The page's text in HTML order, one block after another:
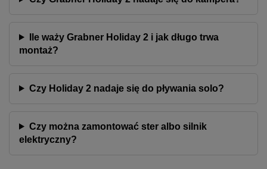
Ile waży Grabner Holiday 2 i jak długo trwa
montaż?
Czy Holiday 2 nadaje się do pływania solo?
Czy można zamontować ster albo silnik
elektryczny?